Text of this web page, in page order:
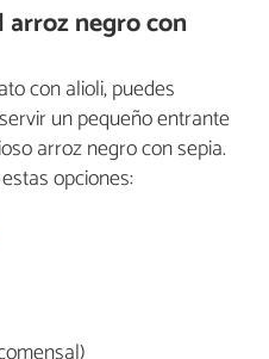
arroz negro con
con alioli, puedes
un pequeño entrante
arroz negro con sepia.
opciones: